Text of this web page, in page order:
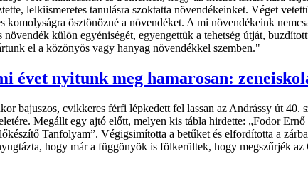
lelkiismeretes tanulásra szoktatta növendékeinket. Véget
komolyságra ösztönözné a növendéket. A mi növendékeink
növendék külön egyéniségét, egyengettük a tehetség útját,
el a közönyös vagy hanyag növendékkel szemben."
évet nyitunk meg hamarosan:
bajuszos, cvikkeres férfi lépkedett fel lassan az Andrássy út 40.
Megállt egy ajtó előtt, melyen kis tábla hirdette: „Fodor Ernő
Tanfolyam”. Végigsimította a betűket és elfordította a
hogy már a függönyök is fölkerültek, hogy megszűrjék az